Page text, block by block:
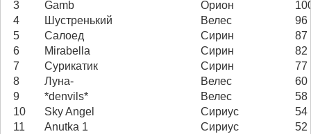
3
Gamb Орион
4
Шустренький Велес
96
5
Салоед Сирин
87
6
Mirabella Сирин
82
7
Сурикатик Сирин
77
8
Луна- Велес
60
9
*denvils* Велес
58
10
Sky Angel Сириус
54
11
Anutka 1 Сириус
52